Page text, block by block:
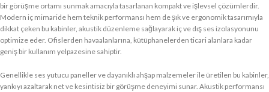
bir görüşme ortamı sunmak amacıyla tasarlanan kompakt ve işlevsel çözümlerdir.
Modern iç mimaride hem teknik performansı hem de şık ve ergonomik tasarımıyla
dikkat çeken bu kabinler, akustik düzenleme sağlayarak iç ve dış ses izolasyonunu
optimize eder. Ofislerden havaalanlarına, kütüphanelerden ticari alanlara kadar
geniş bir kullanım yelpazesine sahiptir.
Genellikle ses yutucu paneller ve dayanıklı ahşap malzemeler ile üretilen bu kabinler,
yankıyı azaltarak net ve kesintisiz bir görüşme deneyimi sunar. Akustik performansı